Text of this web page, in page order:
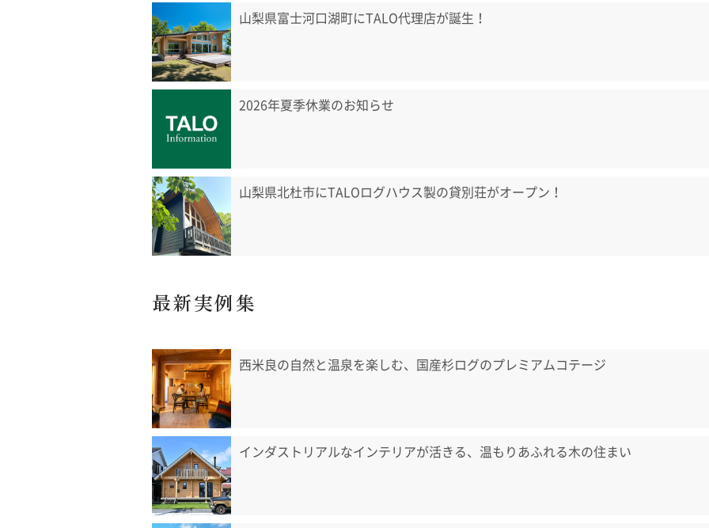
山梨県富士河口湖町にTALO代理店が誕生！
2026年夏季休業のお知らせ
山梨県北杜市にTALOログハウス製の貸別荘がオープン！
最新実例集
西米良の自然と温泉を楽しむ、国産杉ログのプレミアムコテージ
インダストリアルなインテリアが活きる、温もりあふれる木の住まい